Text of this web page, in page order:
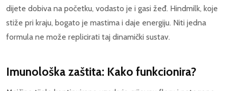
dijete dobiva na početku, vodasto je i gasi žeđ. Hindmilk, koje
stiže pri kraju, bogato je mastima i daje energiju. Niti jedna
formula ne može replicirati taj dinamički sustav.
Imunološka zaštita: Kako funkcionira?